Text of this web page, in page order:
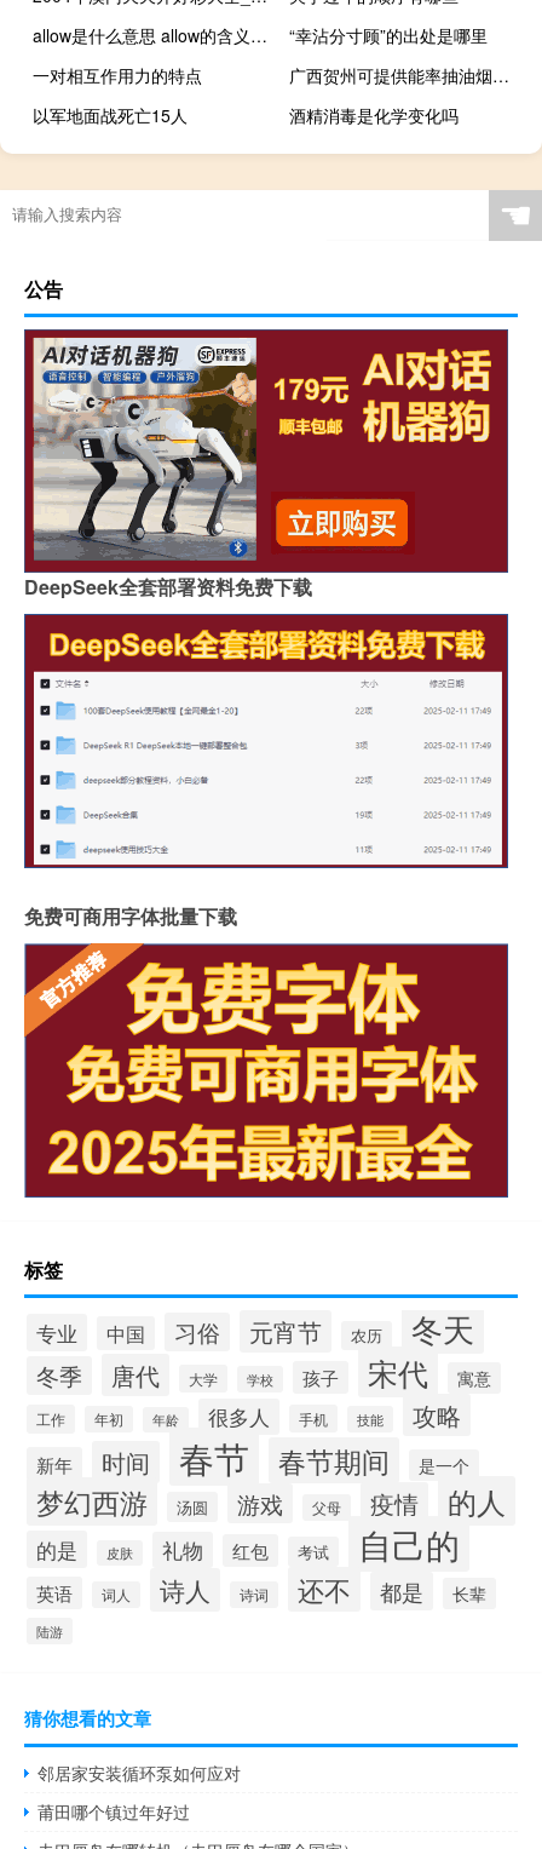
allow是什么意思 allow的含义是什么
“幸沾分寸顾”的出处是哪里
一对相互作用力的特点
广西贺州可提供能率抽油烟机维修服务地址在哪
以军地面战死亡15人
酒精消毒是化学变化吗
☚
公告
DeepSeek全套部署资料免费下载
免费可商用字体批量下载
标签
专业 中国 习俗 元宵节 农历 冬天
冬季 唐代 大学 学校 孩子 宋代 寓意
工作 年初 年龄 很多人 手机 技能 攻略
新年 时间 春节 春节期间 是一个
梦幻西游 汤圆 游戏 父母 疫情 的人
的是 皮肤 礼物 红包 考试 自己的
英语 词人 诗人 诗词 还不 都是 长辈
陆游
猜你想看的文章
邻居家安装循环泵如何应对
莆田哪个镇过年好过